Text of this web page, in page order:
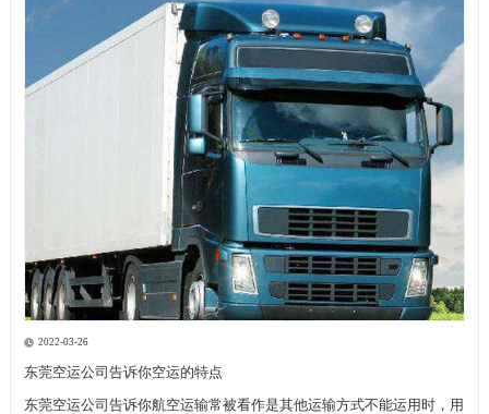
2022-03-26
东莞空运公司告诉你空运的特点
东莞空运公司告诉你航空运输常被看作是其他运输方式不能运用时，用